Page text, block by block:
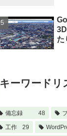
た
キーワードリ
備忘録 48
工作 29